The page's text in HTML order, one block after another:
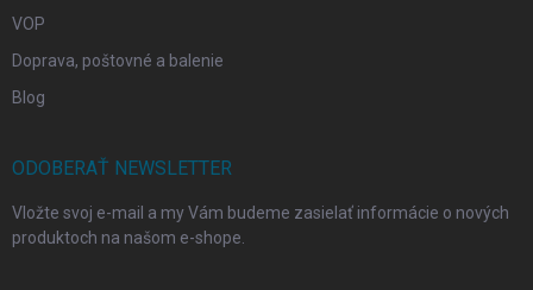
VOP
Doprava, poštovné a balenie
Blog
ODOBERAŤ NEWSLETTER
Vložte svoj e-mail a my Vám budeme zasielať informácie o nových
produktoch na našom e-shope.